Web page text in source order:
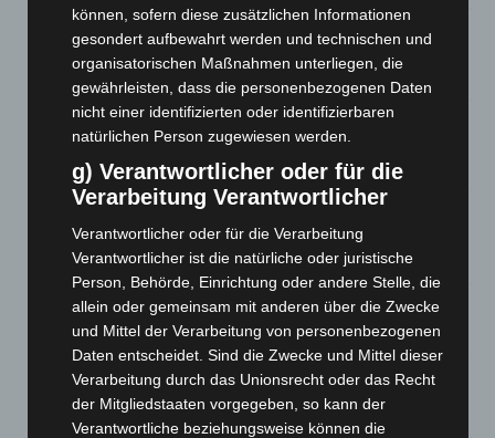
eingedämmt
6. August 2026
Region Hannover: 21 neue Notfallsanitäter starten beim
Roten Kreuz
5. August 2026
Mann läuft mit Hockeyschläger über A7 – Polizei sucht
Zeugen
5. August 2026
Celle: Mensch stirbt bei Bagger-Unfall auf Baustelle
5. August 2026
Gasleitung bei McDonald’s-Umbau in Langenhagen
beschädigt
5. August 2026
können, sofern diese zusätzlichen Informationen
gesondert aufbewahrt werden und technischen und
organisatorischen Maßnahmen unterliegen, die
gewährleisten, dass die personenbezogenen Daten
nicht einer identifizierten oder identifizierbaren
natürlichen Person zugewiesen werden.
g) Verantwortlicher oder für die
Verarbeitung Verantwortlicher
Verantwortlicher oder für die Verarbeitung
Verantwortlicher ist die natürliche oder juristische
Person, Behörde, Einrichtung oder andere Stelle, die
allein oder gemeinsam mit anderen über die Zwecke
und Mittel der Verarbeitung von personenbezogenen
Daten entscheidet. Sind die Zwecke und Mittel dieser
Verarbeitung durch das Unionsrecht oder das Recht
der Mitgliedstaaten vorgegeben, so kann der
Verantwortliche beziehungsweise können die